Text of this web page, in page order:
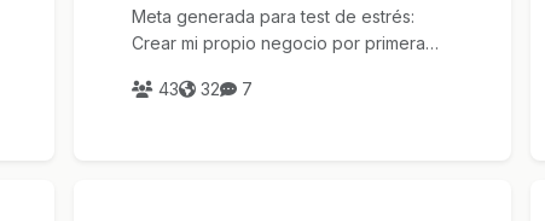
Meta generada para test de estrés:
Crear mi propio negocio por primera
43
32 7